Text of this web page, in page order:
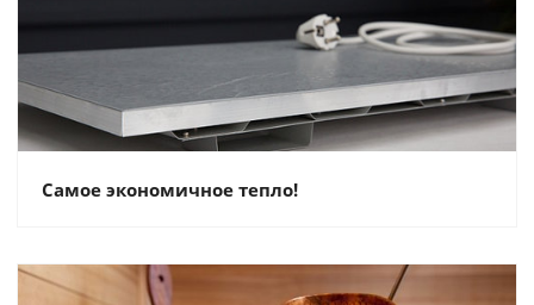
Самое экономичное тепло!